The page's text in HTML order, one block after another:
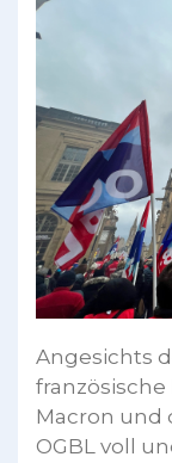
Angesichts
Macron und
OGBL voll